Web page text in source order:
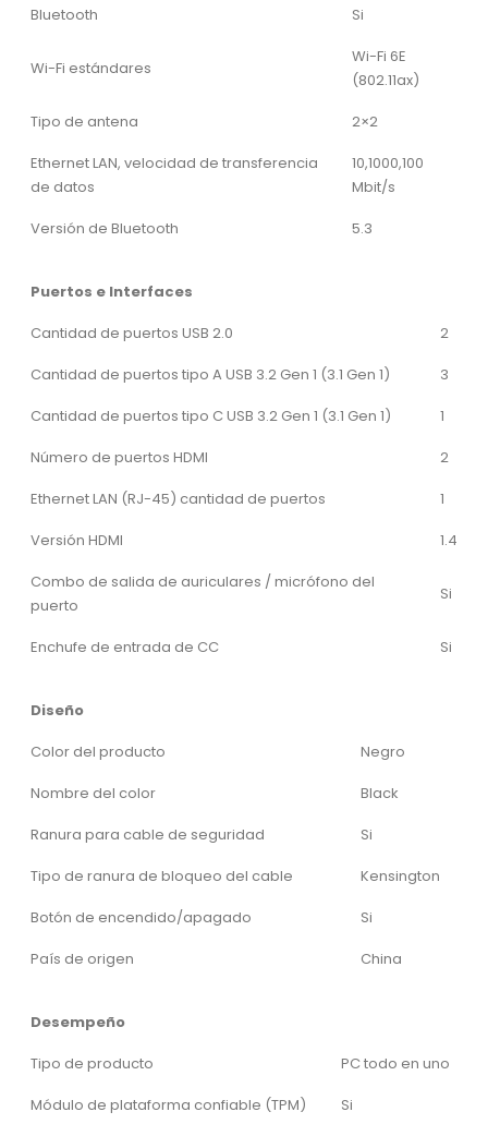
Bluetooth
Si
Wi-Fi estándares
Wi-Fi 6E
(802.11ax)
Tipo de antena
2×2
Ethernet LAN, velocidad de transferencia
de datos
10,1000,100
Mbit/s
Versión de Bluetooth
5.3
Puertos e Interfaces
Cantidad de puertos USB 2.0
2
Cantidad de puertos tipo A USB 3.2 Gen 1 (3.1 Gen 1)
3
Cantidad de puertos tipo C USB 3.2 Gen 1 (3.1 Gen 1)
1
Número de puertos HDMI
2
Ethernet LAN (RJ-45) cantidad de puertos
1
Versión HDMI
1.4
Combo de salida de auriculares / micrófono del
puerto
Si
Enchufe de entrada de CC Si
Diseño
Color del producto
Negro
Nombre del color
Black
Ranura para cable de seguridad
Si
Tipo de ranura de bloqueo del cable
Kensington
Botón de encendido/apagado
Si
País de origen
China
Desempeño
Tipo de producto
PC todo en uno
Módulo de plataforma confiable (TPM)
Si